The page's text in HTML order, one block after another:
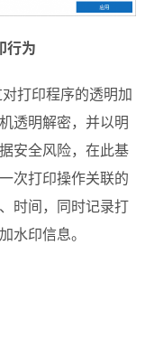
行为
打印程序的透明加
透明解密，并以明
安全风险，在此基
次打印操作关联的
时间，同时记录打
水印信息。